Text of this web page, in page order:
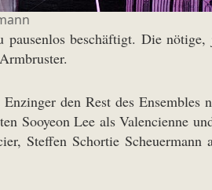
beschäftigt. Die
den Rest des Ensembles
Sooyeon Lee als Valencienne
Steffen Schortie Scheuermann